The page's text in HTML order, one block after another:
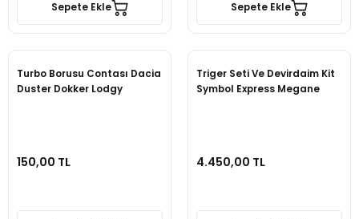
Sepete Ekle Sepete Ekle
Turbo Borusu Contası Dacia
Duster Dokker Lodgy
150,00 TL
Triger Seti Ve Devirdaim Kit
Symbol Express Megane
4.450,00 TL